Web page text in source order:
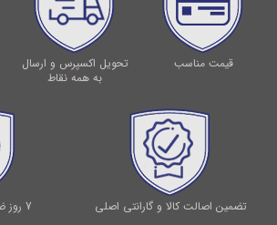
قیمت مناسب
تحویل اکسپرس و ارسال
به همه نقاط
تضمین اصالت کالا و گارانتی اصلی 7 روز ضمانت بازگشت کالا